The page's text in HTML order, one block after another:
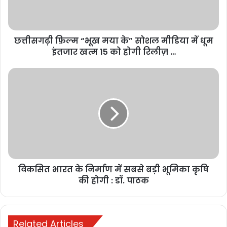
मुख्यमंत्री विष्णुदेव साय से जेड ब्लू
November 11, 2025
जानकार सूत्रों की मानें तो आयुष्मान योजना के तहत अस्पतालों की बकाया राशि
और मंत्री आवास पर आने वाले पीड़ितों की सुविधा के लिए महज 15 दिन के लिए
आवास पर बने रहने के लिए अनुराग दुबे ने नोटसीट भी चलवाई थी। जिसको
छत्तीसगढ़ी फ़िल्म “भूख मया के” सोशल मीडिया में धूम
इंतजार खत्म 15 को होगी रिलीज़ …
विकसित भारत के निर्माण में सबसे बड़ी भूमिका कृषि
की होगी : डॉ. पाठक
Related Articles